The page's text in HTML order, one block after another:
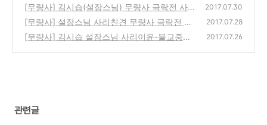
(0)
[무량사] 김시습(설잠스님) 무량사 극락전 사
리친견
(0)
2017.07.30
[무량사] 설잠스님 사리친견 무량사 극락전 진
행-불교방송 BTN 보도
(0)
2017.07.28
[무량사] 김시습 설잠스님 사리이윤-불교중앙
2017.07.26
관련글